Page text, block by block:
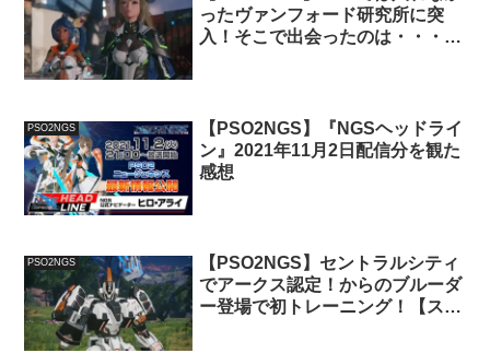
ったヴァンフォード研究所に突
入！そこで出会ったのは・・・
PSO2NGS
【PSO2NGS】『NGSヘッドライ
ン』2021年11月2日配信分を観た
感想
PSO2NGS
【PSO2NGS】セントラルシティ
でアークス認定！からのブルーダ
ー登場で初トレーニング！【スト